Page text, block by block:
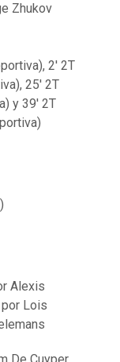
Zhukov
2' 2T
25' 2T
y 39' 2T
Alexis
Lois